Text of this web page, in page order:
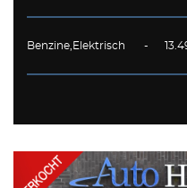
Benzine,Elektrisch -